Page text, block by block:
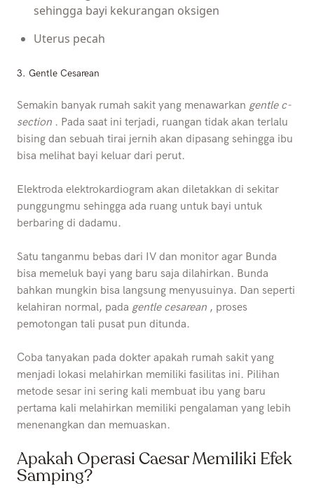
sehingga bayi kekurangan oksigen
Uterus pecah
3. Gentle Cesarean
Semakin banyak rumah sakit yang menawarkan gentle c-
section . Pada saat ini terjadi, ruangan tidak akan terlalu
bising dan sebuah tirai jernih akan dipasang sehingga ibu
bisa melihat bayi keluar dari perut.
Elektroda elektrokardiogram akan diletakkan di sekitar
punggungmu sehingga ada ruang untuk bayi untuk
berbaring di dadamu.
Satu tanganmu bebas dari IV dan monitor agar Bunda
bisa memeluk bayi yang baru saja dilahirkan. Bunda
bahkan mungkin bisa langsung menyusuinya. Dan seperti
kelahiran normal, pada gentle cesarean , proses
pemotongan tali pusat pun ditunda.
Coba tanyakan pada dokter apakah rumah sakit yang
menjadi lokasi melahirkan memiliki fasilitas ini. Pilihan
metode sesar ini sering kali membuat ibu yang baru
pertama kali melahirkan memiliki pengalaman yang lebih
menenangkan dan memuaskan.
Apakah Operasi Caesar Memiliki Efek
Samping?